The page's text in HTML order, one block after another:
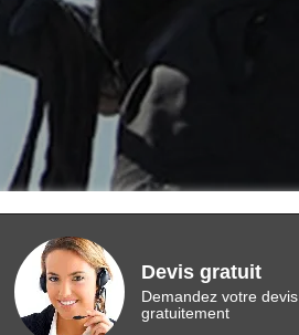
Devis gratuit
Demandez votre devis
gratuitement